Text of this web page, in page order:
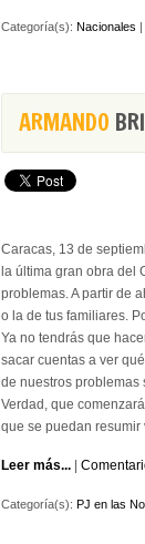
Categoría(s): Nacionales |
ARMANDO
Caracas, 13 de
la última gran obra del
problemas. A partir de
o la de tus familiares.
Ya no tendrás que
sacar cuentas a ver
de nuestros problemas
Verdad, que
que se puedan
Leer más...
Categoría(s): PJ en las